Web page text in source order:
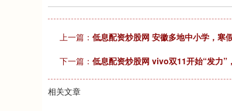
上一篇： 低息配资炒股网 安徽多地中小学，寒
下一篇： 低息配资炒股网 vivo双11开始“发力
相关文章